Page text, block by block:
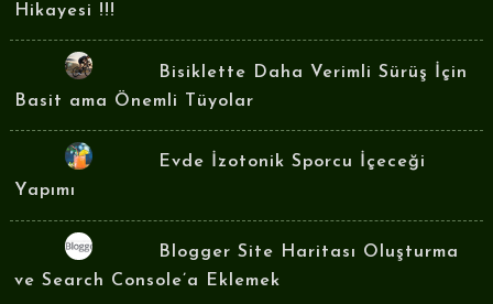
Hikayesi !!!
Bisiklette Daha Verimli Sürüş İçin
Basit ama Önemli Tüyolar
Evde İzotonik Sporcu İçeceği
Yapımı
Blogger Site Haritası Oluşturma
ve Search Console’a Eklemek